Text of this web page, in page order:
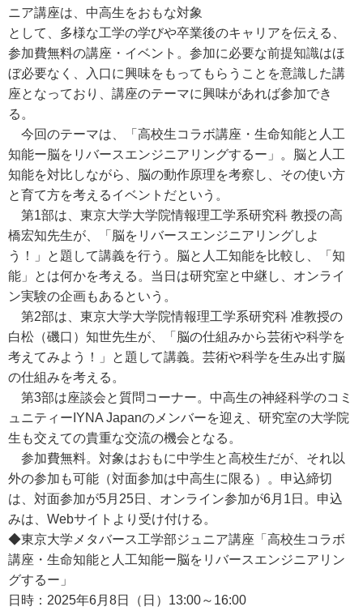
ニア講座は、中高生をおもな対象
として、多様な工学の学びや卒業後のキャリアを伝える、
参加費無料の講座・イベント。参加に必要な前提知識はほ
ぼ必要なく、入口に興味をもってもらうことを意識した講
座となっており、講座のテーマに興味があれば参加でき
る。
今回のテーマは、「高校生コラボ講座・生命知能と人工
知能ー脳をリバースエンジニアリングするー」。脳と人工
知能を対比しながら、脳の動作原理を考察し、その使い方
と育て方を考えるイベントだという。
第1部は、東京大学大学院情報理工学系研究科 教授の高
橋宏知先生が、「脳をリバースエンジニアリングしよ
う！」と題して講義を行う。脳と人工知能を比較し、「知
能」とは何かを考える。当日は研究室と中継し、オンライ
ン実験の企画もあるという。
第2部は、東京大学大学院情報理工学系研究科 准教授の
白松（磯口）知世先生が、「脳の仕組みから芸術や科学を
考えてみよう！」と題して講義。芸術や科学を生み出す脳
の仕組みを考える。
第3部は座談会と質問コーナー。中高生の神経科学のコミ
ュニティーIYNA Japanのメンバーを迎え、研究室の大学院
生も交えての貴重な交流の機会となる。
参加費無料。対象はおもに中学生と高校生だが、それ以
外の参加も可能（対面参加は中高生に限る）。申込締切
は、対面参加が5月25日、オンライン参加が6月1日。申込
みは、Webサイトより受け付ける。
◆東京大学メタバース工学部ジュニア講座「高校生コラボ
講座・生命知能と人工知能ー脳をリバースエンジニアリン
グするー」
日時：2025年6月8日（日）13:00～16:00